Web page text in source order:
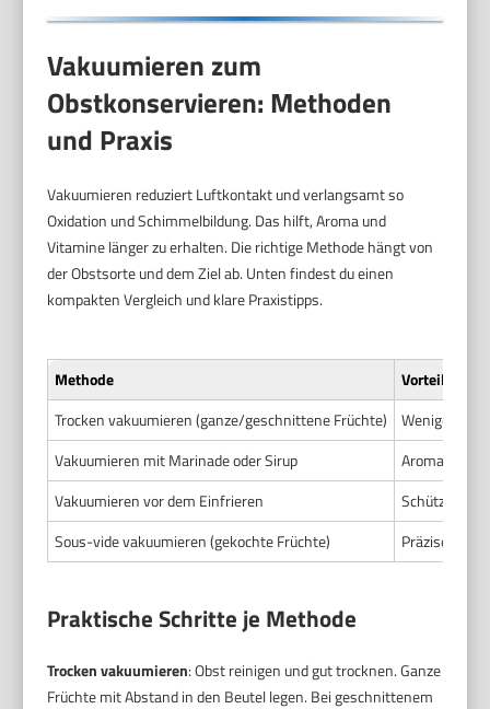
Vakuumieren zum
Obstkonservieren: Methoden
und Praxis
Vakuumieren reduziert Luftkontakt und verlangsamt so
Oxidation und Schimmelbildung. Das hilft, Aroma und
Vitamine länger zu erhalten. Die richtige Methode hängt von
der Obstsorte und dem Ziel ab. Unten findest du einen
kompakten Vergleich und klare Praxistipps.
Methode
Vorteile
Trocken vakuumieren (ganze/geschnittene Früchte)
Weniger
Vakuumieren mit Marinade oder Sirup
Vakuumieren vor dem Einfrieren
Schützt vor
Sous-vide vakuumieren (gekochte Früchte)
Präzises
Praktische Schritte je Methode
Trocken vakuumieren: Obst reinigen und gut trocknen. Ganze
Früchte mit Abstand in den Beutel legen. Bei geschnittenem